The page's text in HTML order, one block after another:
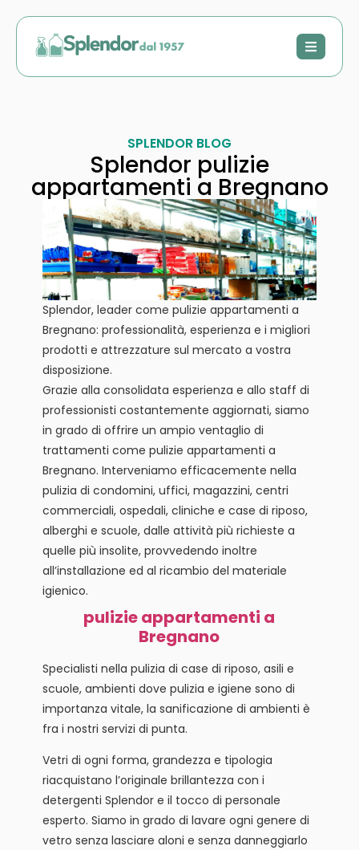
SPLENDOR BLOG
Splendor pulizie
appartamenti a Bregnano
Splendor, leader come pulizie appartamenti a
Bregnano: professionalità, esperienza e i migliori
prodotti e attrezzature sul mercato a vostra
disposizione.
Grazie alla consolidata esperienza e allo staff di
professionisti costantemente aggiornati, siamo
in grado di offrire un ampio ventaglio di
trattamenti come pulizie appartamenti a
Bregnano. Interveniamo efficacemente nella
pulizia di condomini, uffici, magazzini, centri
commerciali, ospedali, cliniche e case di riposo,
alberghi e scuole, dalle attività più richieste a
quelle più insolite, provvedendo inoltre
all’installazione ed al ricambio del materiale
igienico.
pulizie appartamenti a
Bregnano
Specialisti nella pulizia di case di riposo, asili e
scuole, ambienti dove pulizia e igiene sono di
importanza vitale, la sanificazione di ambienti è
fra i nostri servizi di punta.
Vetri di ogni forma, grandezza e tipologia
riacquistano l’originale brillantezza con i
detergenti Splendor e il tocco di personale
esperto. Siamo in grado di lavare ogni genere di
vetro senza lasciare aloni e senza danneggiarlo